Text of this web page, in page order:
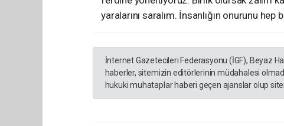
yaralarını saralım. İnsanlığın onurunu
İnternet Gazetecileri Federasyonu (İGF), Beyaz
haberler, sitemizin editörlerinin müdahalesi
hukuki muhataplar haberi geçen ajanslar olup